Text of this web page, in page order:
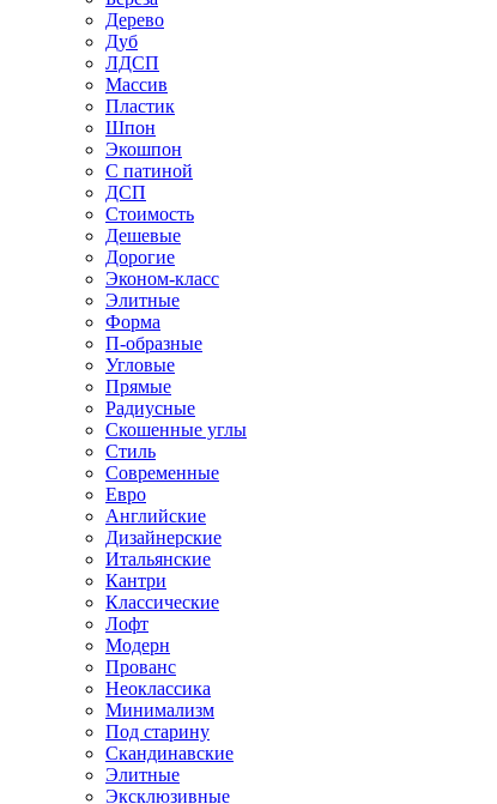
Дерево
Дуб
ЛДСП
Массив
Пластик
Шпон
Экошпон
С патиной
ДСП
Стоимость
Дешевые
Дорогие
Эконом-класс
Элитные
Форма
П-образные
Угловые
Прямые
Радиусные
Скошенные углы
Стиль
Современные
Евро
Английские
Дизайнерские
Итальянские
Кантри
Классические
Лофт
Модерн
Прованс
Неоклассика
Минимализм
Под старину
Скандинавские
Элитные
Эксклюзивные